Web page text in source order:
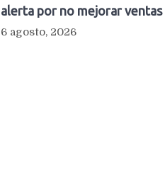
alerta por no mejorar ventas
6 agosto, 2026